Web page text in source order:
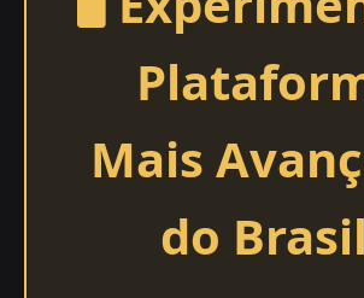
Mais
do